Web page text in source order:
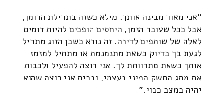
"אני מאוד מבינה אותך. מילא כשזה בתחילת הרומן,
אבל ככל שעובר הזמן, היחסים הופכים להיות דומים
לאלה של שותפים לדירה. זה נורא כשבן הזוג מתחיל
לגעת בך בדיוק כשאת מתנמנמת או מתחיל למזמז
אותך כשאת מתרווחת לך. אני רוצה להפעיל ולכבות
את מתג החשק המיני בעצמי, ובבית אני רוצה שהוא
יהיה במצב כבוי."